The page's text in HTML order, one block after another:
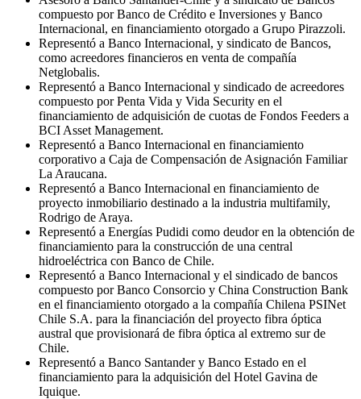
compuesto por Banco de Crédito e Inversiones y Banco
Internacional, en financiamiento otorgado a Grupo Pirazzoli.
Representó a Banco Internacional, y sindicato de Bancos,
como acreedores financieros en venta de compañía
Netglobalis.
Representó a Banco Internacional y sindicado de acreedores
compuesto por Penta Vida y Vida Security en el
financiamiento de adquisición de cuotas de Fondos Feeders a
BCI Asset Management.
Representó a Banco Internacional en financiamiento
corporativo a Caja de Compensación de Asignación Familiar
La Araucana.
Representó a Banco Internacional en financiamiento de
proyecto inmobiliario destinado a la industria multifamily,
Rodrigo de Araya.
Representó a Energías Pudidi como deudor en la obtención de
financiamiento para la construcción de una central
hidroeléctrica con Banco de Chile.
Representó a Banco Internacional y el sindicado de bancos
compuesto por Banco Consorcio y China Construction Bank
en el financiamiento otorgado a la compañía Chilena PSINet
Chile S.A. para la financiación del proyecto fibra óptica
austral que provisionará de fibra óptica al extremo sur de
Chile.
Representó a Banco Santander y Banco Estado en el
financiamiento para la adquisición del Hotel Gavina de
Iquique.